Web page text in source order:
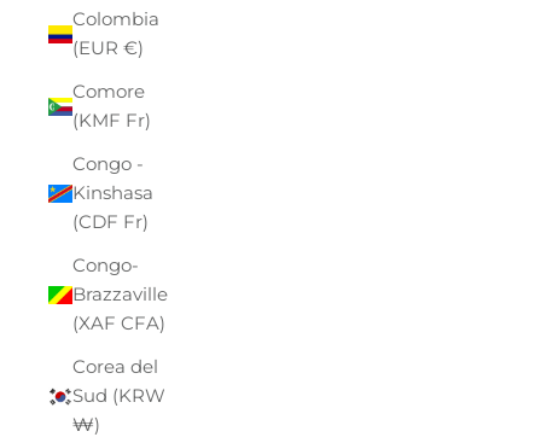
Colombia
(EUR €)
Comore
(KMF Fr)
Congo -
Kinshasa
(CDF Fr)
Congo-
Brazzaville
(XAF CFA)
Corea del
Sud (KRW
₩)